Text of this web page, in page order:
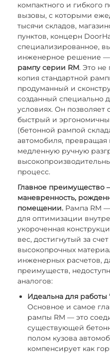
компактного и гибкого
вызовы, с которыми
тысячи складов,
пунктов, концерн
специализированное,
инженерное решение —
рампу серии RM. Это не
копия стандартной
продуманный и
созданный специально
условиях. Он позволяет
быстрый и
(бетонной рампой
автомобиля, превращая
медленную ручную
процесс.
Главное преимущество
маневренность,
помещении. Рампа RM
для оптимизации
укороченная
вес, достигнутый за
высокопрочных
инженерных расчетов,
преимуществ,
аналогов:
Идеальна для работы
Основное и самое
рампы RM — это
существующей
полом кузова
компенсирует как